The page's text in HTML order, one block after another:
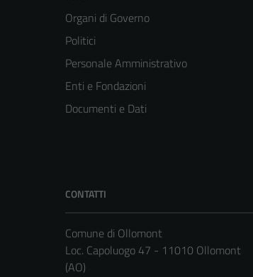
Organi di Governo
Politici
Personale Amministrativo
Enti e Fondazioni
Documenti e Dati
CONTATTI
Comune di Ollomont
Loc. Capoluogo 47 - 11010 Ollomont
(AO)